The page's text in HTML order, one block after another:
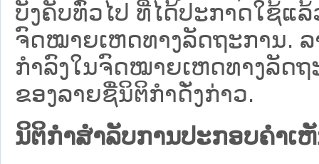
ບັງຄັບທົ່ວໄປ ທີ່ໄດ້ປະກາດໃຊ້ແ
ຈົດໝາຍເຫດທາງລັດຖະການ.
ກຳລົງໃນຈົດໝາຍເຫດທາງລັດ
ຂອງລາຍຊື່ນິຕິກໍາດັ່ງກ່າວ.
ນິຕິກຳສຳລັບການປະກອບຄຳເ